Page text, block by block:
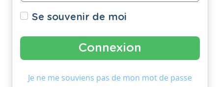
Se souvenir de moi
Je ne me souviens pas de mon mot de passe